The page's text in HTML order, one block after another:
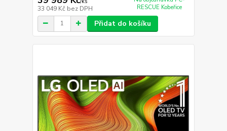
33 049 Kč bez DPH
RESCUE Kobeřice
Přidat do košíku